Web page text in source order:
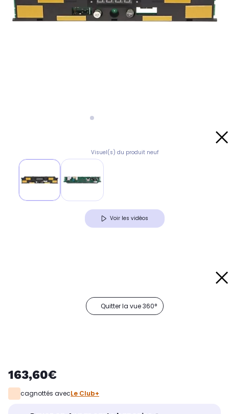
Visuel(s) du produit neuf
Voir les vidéos
Quitter la vue 360°
163,60€
cagnottés avecLe Club+